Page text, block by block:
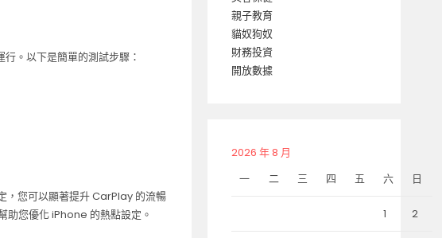
。以下是簡單的測試步驟：
，您可以顯著提升 CarPlay 的流暢
助您優化 iPhone 的熱點設定。
親子教育
貓奴狗奴
財務投資
開放數據
2026 年 8 月
一
二 三 四 五 六 日
1 2